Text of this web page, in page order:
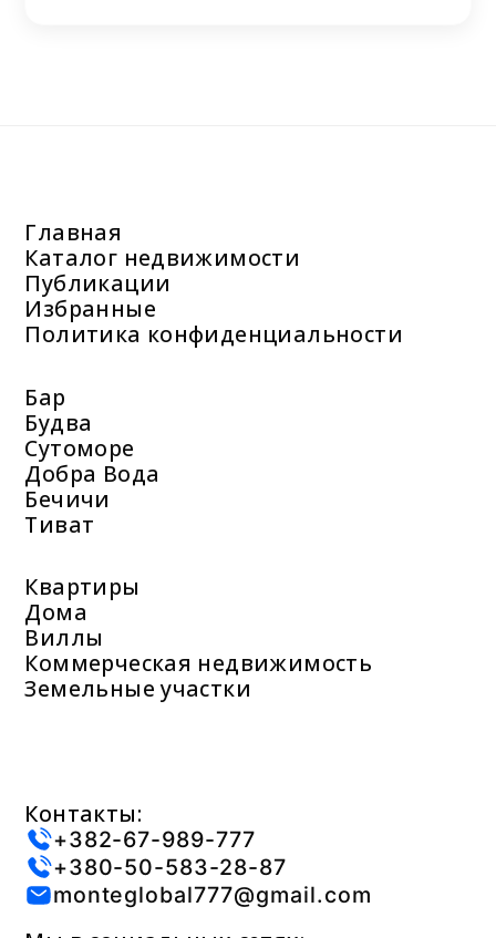
Главная
Каталог недвижимости
Публикации
Избранные
Политика конфиденциальности
Бар
Будва
Сутоморе
Добра Вода
Бечичи
Тиват
Квартиры
Дома
Виллы
Коммерческая недвижимость
Земельные участки
Контакты:
+382-67-989-777
+380-50-583-28-87
monteglobal777@gmail.com